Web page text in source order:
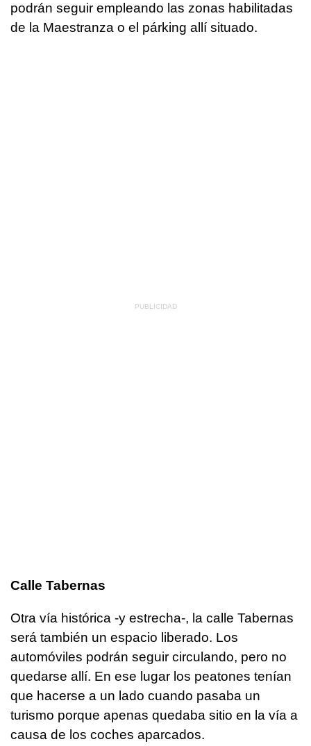
podrán seguir empleando las zonas habilitadas
de la Maestranza o el párking allí situado.
Calle Tabernas
Otra vía histórica -y estrecha-, la calle Tabernas
será también un espacio liberado. Los
automóviles podrán seguir circulando, pero no
quedarse allí. En ese lugar los peatones tenían
que hacerse a un lado cuando pasaba un
turismo porque apenas quedaba sitio en la vía a
causa de los coches aparcados.